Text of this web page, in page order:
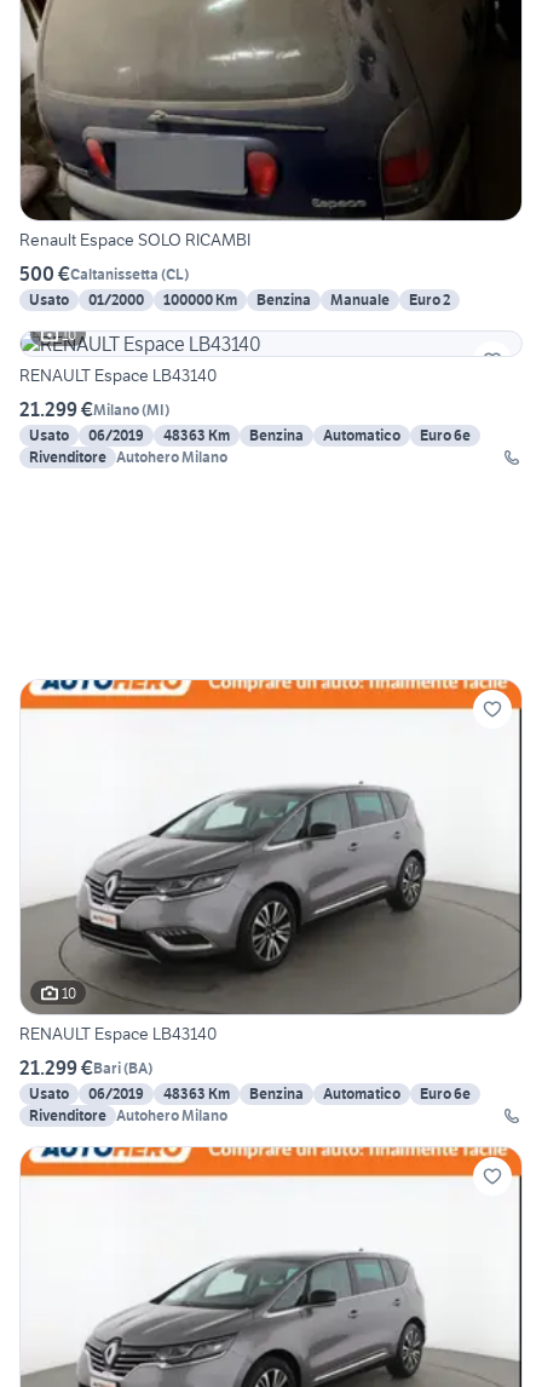
Renault Espace SOLO RICAMBI
500 €Caltanissetta (CL)
Usato
01/2000 100000 Km Benzina Manuale
Euro 2
10
RENAULT Espace LB43140
21.299 €Milano(MI)
Usato
06/2019 48363 Km Benzina Automatico
Euro 6e
Rivenditore Autohero Milano
10
RENAULT Espace LB43140
21.299 €Bari(BA)
Usato
06/2019 48363 Km Benzina Automatico
Euro 6e
Rivenditore Autohero Milano